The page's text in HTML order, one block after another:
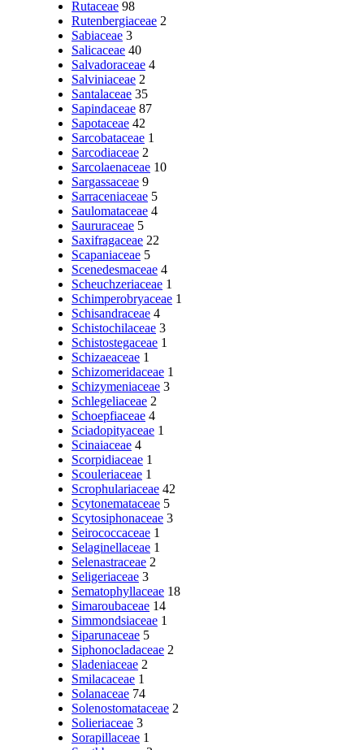
Rutaceae 98
Rutenbergiaceae 2
Sabiaceae 3
Salicaceae 40
Salvadoraceae 4
Salviniaceae 2
Santalaceae 35
Sapindaceae 87
Sapotaceae 42
Sarcobataceae 1
Sarcodiaceae 2
Sarcolaenaceae 10
Sargassaceae 9
Sarraceniaceae 5
Saulomataceae 4
Saururaceae 5
Saxifragaceae 22
Scapaniaceae 5
Scenedesmaceae 4
Scheuchzeriaceae 1
Schimperobryaceae 1
Schisandraceae 4
Schistochilaceae 3
Schistostegaceae 1
Schizaeaceae 1
Schizomeridaceae 1
Schizymeniaceae 3
Schlegeliaceae 2
Schoepfiaceae 4
Sciadopityaceae 1
Scinaiaceae 4
Scorpidiaceae 1
Scouleriaceae 1
Scrophulariaceae 42
Scytonemataceae 5
Scytosiphonaceae 3
Seirococcaceae 1
Selaginellaceae 1
Selenastraceae 2
Seligeriaceae 3
Sematophyllaceae 18
Simaroubaceae 14
Simmondsiaceae 1
Siparunaceae 5
Siphonocladaceae 2
Sladeniaceae 2
Smilacaceae 1
Solanaceae 74
Solenostomataceae 2
Solieriaceae 3
Sorapillaceae 1